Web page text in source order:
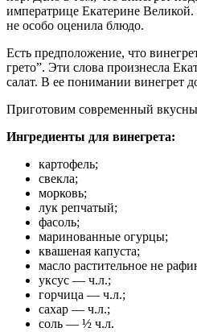
императрице Екатерине
не особо оценила блюдо.
Есть предположение, что
грето”. Эти слова произнесла
салат. В ее понимании винегрет
Приготовим современный
Ингредиенты для винегрета:
картофель;
свекла;
морковь;
лук репчатый;
фасоль;
маринованные огурцы;
квашеная капуста;
масло растительное не
уксус — ч.л.;
горчица — ч.л.;
сахар — ч.л.;
соль — ½ ч.л.